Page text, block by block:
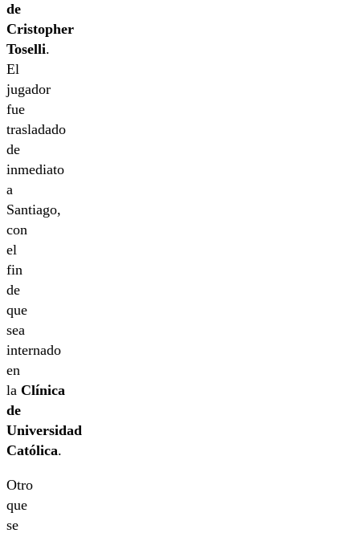
de
Cristopher
Toselli.
El
jugador
fue
trasladado
de
inmediato
a
Santiago,
con
el
fin
de
que
sea
internado
en
la Clínica
de
Universidad
Católica.
Otro
que
se